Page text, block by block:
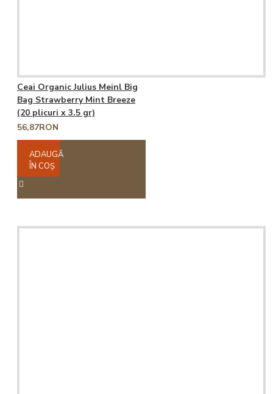
Ceai Organic Julius Meinl Big
Bag Strawberry Mint Breeze
(20 plicuri x 3.5 gr)
56,87RON
ADAUGĂ
ÎN COŞ